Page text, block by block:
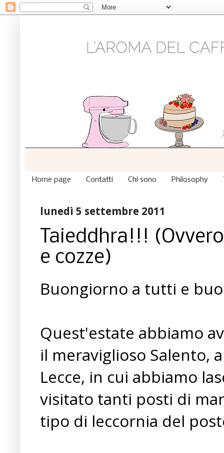
Home page Contatti Chi sono Philosophy
lunedì 5 settembre 2011
Taieddhra!!!
e cozze)
Buongiorno a tutti e
Quest'estate abbiamo
il meraviglioso Salento,
Lecce, in cui abbiamo
visitato tanti posti di
tipo di leccornia del